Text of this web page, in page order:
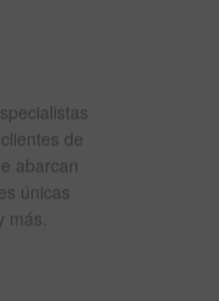
de
abarcan
únicas
más.